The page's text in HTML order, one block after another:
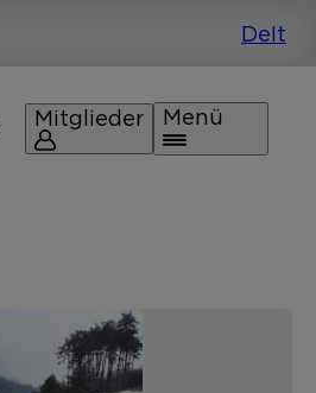
Mitglieder Menü